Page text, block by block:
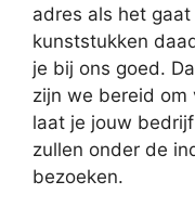
adres als het gaat
kunststukken
je bij ons goed.
zijn we bereid om
laat je jouw
zullen onder de
bezoeken.